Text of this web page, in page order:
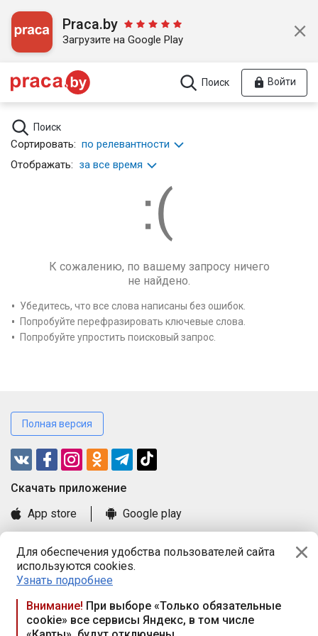
Для обеспечения удобства пользователей сайта
используются cookies.
Узнать подробнее
Внимание! При выборе «Только обязательные
cookie» все сервисы Яндекс, в том числе
Praca.by
Загрузите на Google Play
Поиск Войти
Поиск
Сортировать: по релевантности
Отображать: за все время
К сожалению, по вашему запросу ничего
не найдено.
Убедитесь, что все слова написаны без ошибок.
Попробуйте перефразировать ключевые слова.
Попробуйте упростить поисковый запрос.
Полная версия
Cкачать приложение
App store
Google play
Книга замечаний и предложений
Правила и документы
Praca.by © 2000—2026, ООО «ПРАЦА БАЙ»
Республика Беларусь, 220114, г. Минск, пр-т Независимости
117а, пом. № 9.